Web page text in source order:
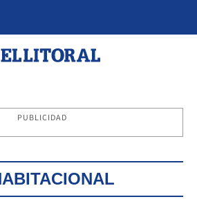
PUBLICIDAD